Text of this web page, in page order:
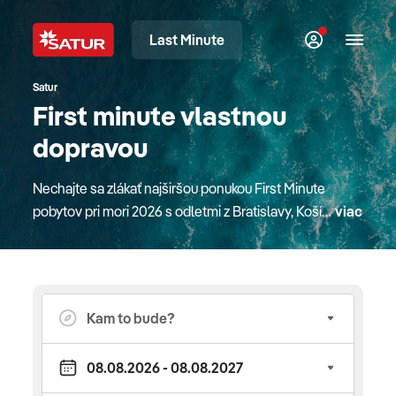
Last Minute
Satur
First minute vlastnou
dopravou
Nechajte sa zlákať najširšou ponukou First Minute
pobytov pri mori 2026 s odletmi z Bratislavy, Košíc,
Piešťan alebo z Popradu. K dispozícii sú pre vás
podmienky pre kúpu zájazdu "Leto 2026" v období
predaja od 01.04.2026 s termínom nástupu na
zájazd od 16.05.2026 do 17.10.2026 V rámci obdobia
viac